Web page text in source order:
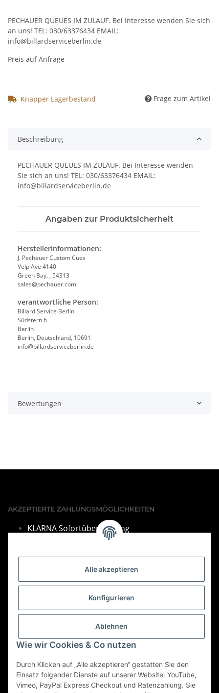
Alle akzeptieren
Konfigurieren
Ablehnen
Wie wir Cookies & Co nutzen
Durch Klicken auf „Alle akzeptieren“ gestatten Sie den
Einsatz folgender Dienste auf unserer Website: YouTube,
Vimeo, PayPal Express Checkout und Ratenzahlung. Sie
PECHAUER QUEUES IM ZULAUF. Bei Interesse wenden Sie sich
an uns! TEL: 030/63376434 EMAIL:
info@billardserviceberlin.de
Preis auf Anfrage
Knapper Lagerbestand Frage zum Artikel
Beschreibung
PECHAUER QUEUES IM ZULAUF. Bei Interesse wenden
Sie sich an uns! TEL: 030/63376434 EMAIL:
info@billardserviceberlin.de
Angaben zur Produktsicherheit
Herstellerinformationen:
J. Pechauer Custom Cues
Velp Ave 4140
Green Bay, , 54313
sales@pechauer.com
verantwortliche Person:
Billard Service Berlin
Südstern 6
Berlin
Berlin, Deutschland, 10691
info@billardserviceberlin.de
Bewertungen
AKZEPTIERTE ZAHLUNGSMÖGLICHKEITEN
KLARNA Sofortüberweisung
PayPal
SEPA Lastschrift
Bei Fragen finden Sie unsere Kontakdaten im Impressum.
Informationen
Gesetzliche Informationen